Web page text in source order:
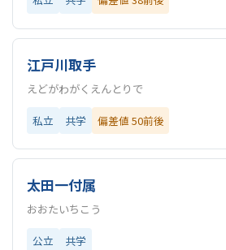
江戸川取手
えどがわがくえんとりで
私立 共学 偏差値 50前後
太田一付属
おおたいちこう
公立 共学